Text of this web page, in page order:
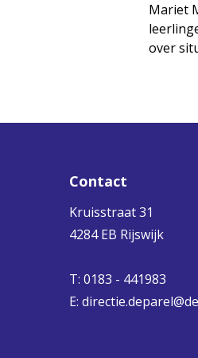
Mariet
over
Contact
Kruisstraat 31
4284 EB Rijswijk
T: 0183 - 441983
E: